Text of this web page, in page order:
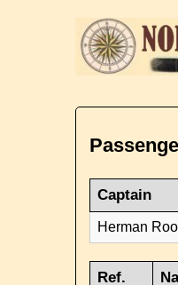
Captain
Herman
Ref.